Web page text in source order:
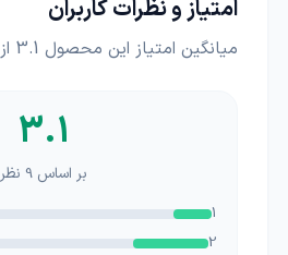
امتیاز و نظرات کاربران
میانگین امتیاز این محصول 3.1 از 5
3.1
بر اساس 9 نظر
1
2